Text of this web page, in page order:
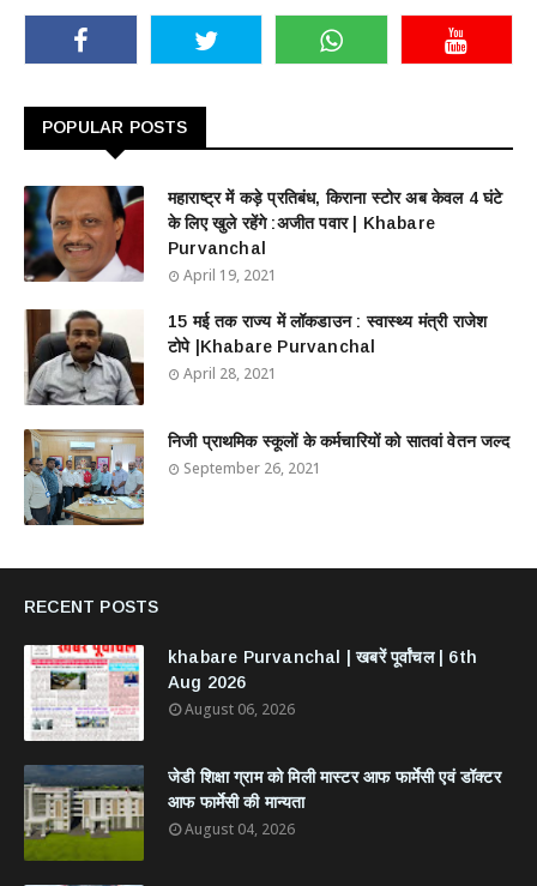
POPULAR POSTS
महाराष्ट्र में कड़े प्रतिबंध, किराना स्टोर अब केवल 4 घंटे
के लिए खुले रहेंगे :अजीत पवार | Khabare
Purvanchal
April 19, 2021
15 मई तक राज्य में लॉकडाउन : स्वास्थ्य मंत्री राजेश
टोपे |Khabare Purvanchal
April 28, 2021
निजी प्राथमिक स्कूलों के कर्मचारियों को सातवां वेतन जल्द
September 26, 2021
RECENT POSTS
khabare Purvanchal | खबरें पूर्वांचल | 6th
Aug 2026
August 06, 2026
जेडी शिक्षा ग्राम को मिली मास्टर आफ फार्मेसी एवं डॉक्टर
आफ फार्मेसी की मान्यता
August 04, 2026